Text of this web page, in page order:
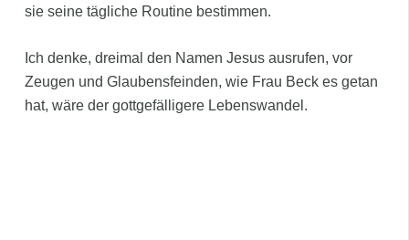
sie seine tägliche Routine bestimmen.
Ich denke, dreimal den Namen Jesus ausrufen, vor
Zeugen und Glaubensfeinden, wie Frau Beck es getan
hat, wäre der gottgefälligere Lebenswandel.